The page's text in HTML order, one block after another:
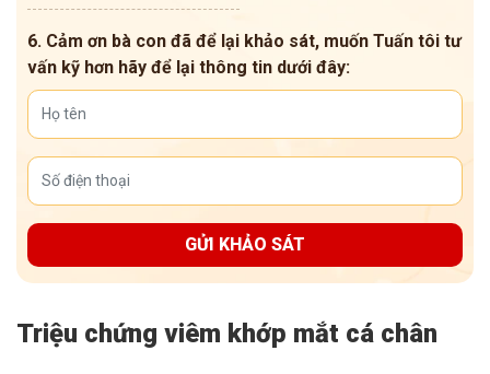
6. Cảm ơn bà con đã để lại khảo sát, muốn Tuấn tôi tư
vấn kỹ hơn hãy để lại thông tin dưới đây:
GỬI KHẢO SÁT
Triệu chứng viêm khớp mắt cá chân